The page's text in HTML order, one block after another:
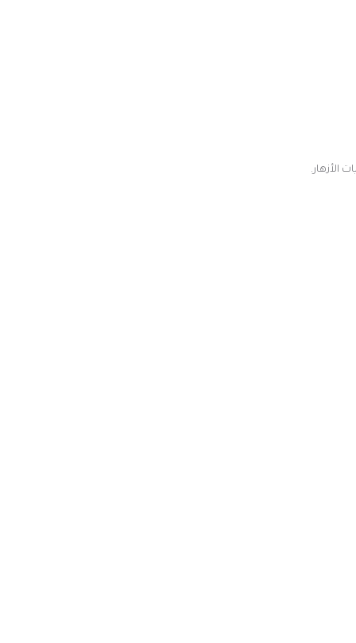
الأزهار.